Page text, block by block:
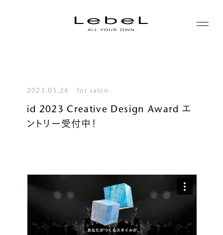
コンセプト
ヒストリー
シリーズ一覧
ルベルの研究開発
2023.05.24 for salon
id 2023 Creative Design Award エ
ントリー受付中！